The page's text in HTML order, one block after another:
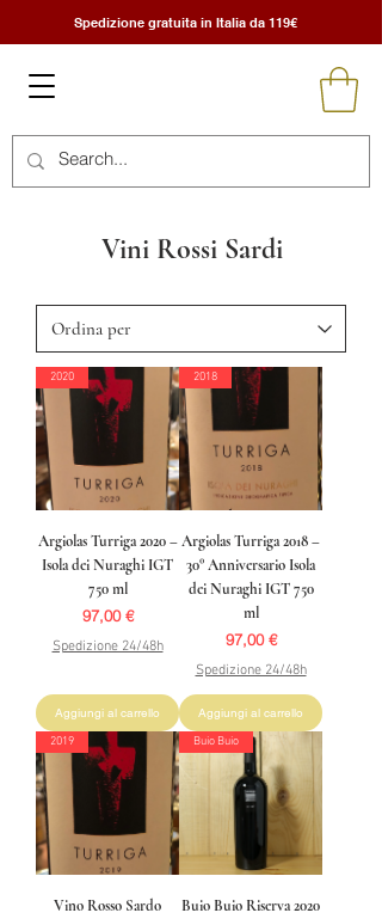
Vini Rossi Sardi
2020
Argiolas Turriga 2020 –
Isola dei Nuraghi IGT
750 ml
Prezzo
97,00 €
Spedizione 24/48h
Aggiungi al carrello
2018
Argiolas Turriga 2018 –
30° Anniversario Isola
dei Nuraghi IGT 750
ml
Prezzo
97,00 €
Spedizione 24/48h
Aggiungi al carrello
2019
Vino Rosso Sardo
Buio Buio
Buio Buio Riserva 2020